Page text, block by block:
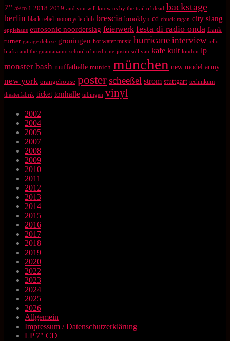
7" 59 to 1 2018 2019 and you will know us by the trail of dead backstage
berlin black rebel motorcycle club brescia brooklyn cd chuck ragan city slang
epplehaus eurosonic noorderslag feierwerk festa di radio onda frank
turner garage deluxe groningen hot water music hurricane interview jello
biafra and the guantanamo school of medicine justin sullivan kafe kult london lp
monster bash muffathalle munich münchen new model army
new york orangehouse posterscheeßel strom stuttgart technikum
theaterfabrik ticket tonhalle tübingen vinyl
2002
2004
2005
2007
2008
2009
2010
2011
2012
2013
2014
2015
2016
2017
2018
2019
2020
2022
2023
2024
2025
2026
Allgemein
Impressum / Datenschutzerklärung
LP 7" CD